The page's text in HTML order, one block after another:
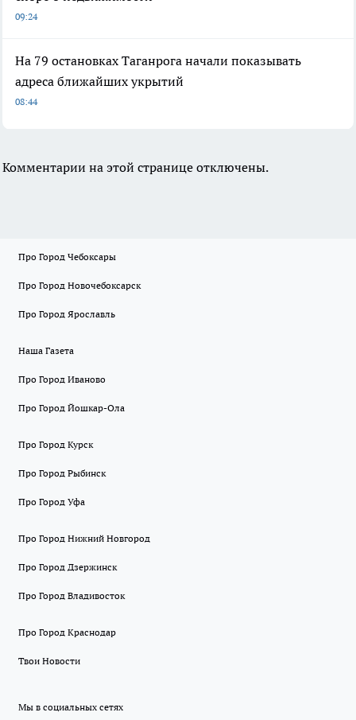
09:24
На 79 остановках Таганрога начали показывать
адреса ближайших укрытий
08:44
Комментарии на этой странице отключены.
Про Город Чебоксары
Про Город Новочебоксарск
Про Город Ярославль
Наша Газета
Про Город Иваново
Про Город Йошкар-Ола
Про Город Курск
Про Город Рыбинск
Про Город Уфа
Про Город Нижний Новгород
Про Город Дзержинск
Про Город Владивосток
Про Город Краснодар
Твои Новости
Мы в социальных сетях